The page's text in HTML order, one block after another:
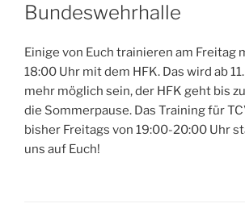
Bundeswehrhalle
Einige von Euch trainieren am Freitag
18:00 Uhr mit dem HFK. Das wird ab
mehr möglich sein, der HFK geht bis
die Sommerpause. Das Training für
bisher Freitags von 19:00-20:00 Uhr
uns auf Euch!